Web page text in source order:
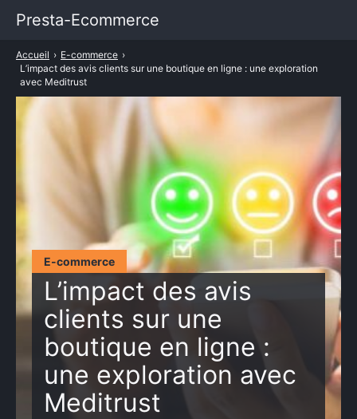
E-commerce
L’impact des avis
clients sur une
boutique en ligne :
une exploration avec
Meditrust
Accueil › E-commerce ›
L’impact des avis clients sur une boutique en ligne : une exploration
avec Meditrust
Presta-Ecommerce
Entrepreneuriat
Marketing
TARIFS PRESTASHOP